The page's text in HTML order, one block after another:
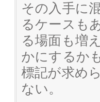
その入手に
るケースも
る場面も増
かにするか
標記が求め
ない。